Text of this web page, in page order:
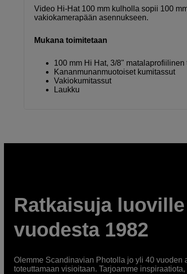
Video Hi-Hat 100 mm kulholla sopii 100
vakiokamerapään asennukseen.
Mukana toimitetaan
100 mm Hi Hat, 3/8"
Kananmunanmuotoiset kumitassut
Vakiokumitassut
Laukku
Ratkaisuja
vuodesta 1982
Olemme Scandinavian Photolla jo yli 40 vuoden
toteuttamaan visioitaan. Tarjoamme